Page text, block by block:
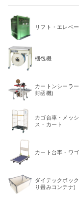
リフト・エレベ
梱包機
カートンシーラ
封函機)
カゴ台車・メッ
ス・カート
カート台車・ワ
ダイテックボッ
り畳みコンテナ)